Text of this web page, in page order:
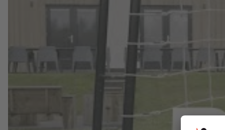
PlayBase!
Bitte beachten Sie: Dieses Produkt enthält
BERG Toys B.V.
Stevinlaan 2
6717 WB Ede
Niederlande
Telefon: +31 318 46 71 71
E-Mail: info@bergtoys.com